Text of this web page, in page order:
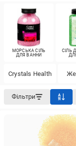
МОРСЬКА СІЛЬ
ДЛЯ ВАННИ
СІЛЬ
Crystals Health
Фільтри